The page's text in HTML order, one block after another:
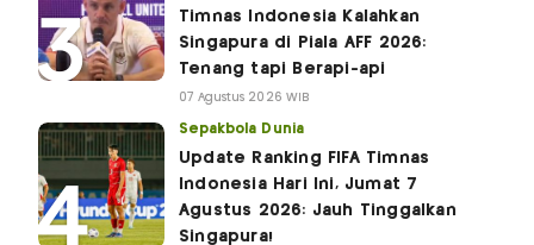
Timnas Indonesia Kalahkan
Singapura di Piala AFF 2026:
Tenang tapi Berapi-api
07 Agustus 2026 WIB
Sepakbola Dunia
Update Ranking FIFA Timnas
Indonesia Hari Ini, Jumat 7
Agustus 2026: Jauh Tinggalkan
Singapura!